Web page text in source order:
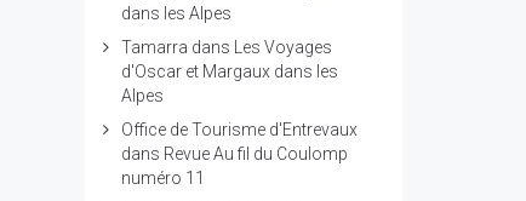
dans les Alpes
Tamarra dans
Les Voyages
d'Oscar et Margaux dans les
Alpes
Office de Tourisme d'Entrevaux
dans Revue Au fil du Coulomp
numéro 11